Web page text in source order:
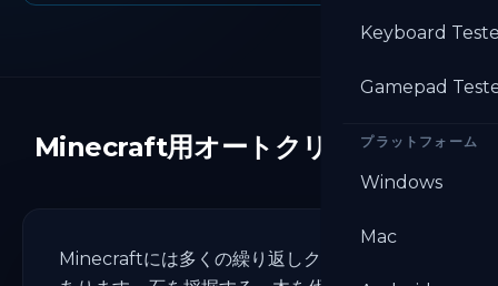
Keyboard
Gamepad
プラットフォーム
Windows
Mac
Minecraft用オートクリッカーとは
Minecraftには多くの繰り返しクリック作業が